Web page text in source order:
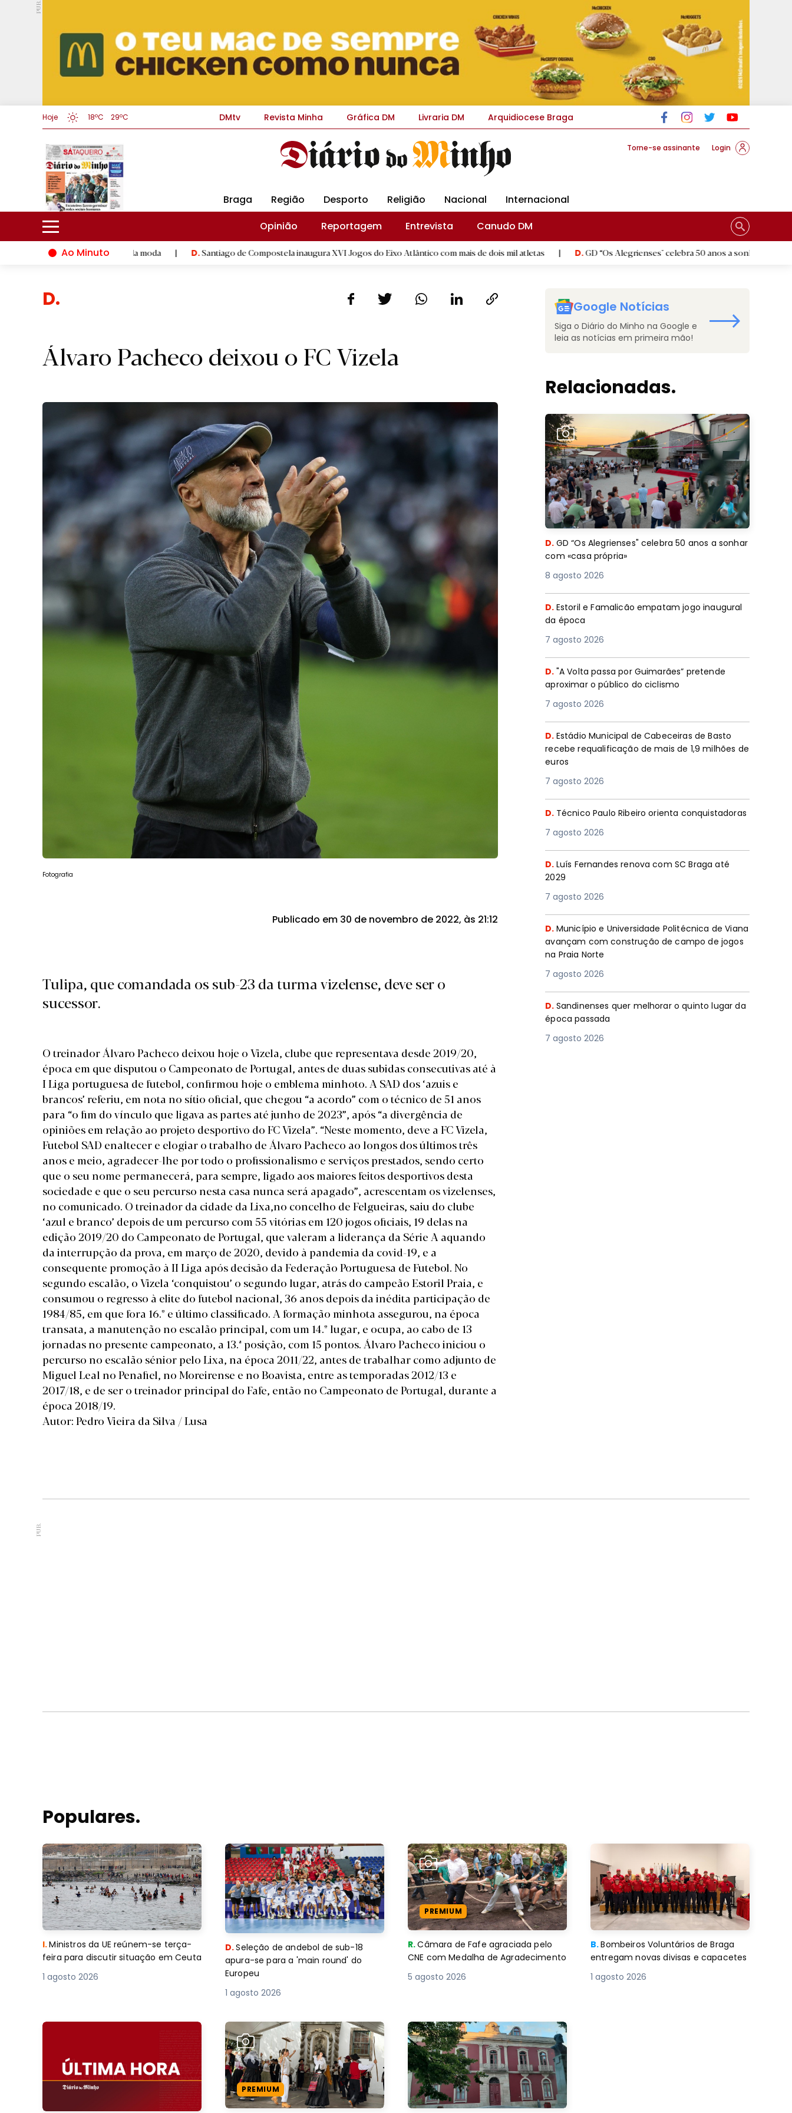
PUB.
Hoje 18ºC 29ºC DMtv Revista Minha Gráfica DM Livraria DM Arquidiocese Braga
Torne-se assinante Login
Braga Região Desporto Religião Nacional
Internacional
Opinião
Reportagem Entrevista
Canudo DM
Ao Minuto
do mundo da moda D.Santiago de Compostela inaugura XVI Jogos do Eixo Atlântico com mais de dois mil atletas | D.GD “Os Alegrienses" celebra 50 anos a sonhar com «casa própria»
Despo
Álvaro Pacheco deixou o FC Vizela
Fotografia
Publicado em 30 de novembro de 2022, às 21:12
Tulipa, que comandada os sub-23 da turma vizelense, deve ser o
sucessor.
O treinadorÁlvaro Pacheco deixou hoje o Vizela, clube que representava desde 2019/20,
época em que disputou o Campeonato de Portugal, antes de duas subidas consecutivas até à
I Liga portuguesa de futebol, confirmou hoje o emblema minhoto. A SAD dos ‘azuis e
brancos’ referiu, em nota no sítio oficial, que chegou “a acordo” com o técnico de 51 anos
para “o fim do vínculo que ligava as partes até junho de 2023”, após “a divergência de
opiniões em relação ao projeto desportivo do FC Vizela”. “Neste momento, deve a FC Vizela,
Futebol SAD enaltecer e elogiar o trabalho de Álvaro Pacheco ao longos dos últimos três
anos e meio, agradecer-lhe por todo o profissionalismo e serviços prestados, sendo certo
que o seu nome permanecerá, para sempre, ligado aos maiores feitos desportivos desta
sociedade e que o seu percurso nesta casa nunca será apagado”, acrescentam os vizelenses,
no comunicado. O treinador da cidade da Lixa,no concelho de Felgueiras, saiu do clube
‘azul e branco’ depois de um percurso com 55 vitórias em 120 jogos oficiais, 19 delas na
edição 2019/20 do Campeonato de Portugal, que valeram a liderança da Série A aquando
da interrupção da prova, em março de 2020, devido à pandemia da covid-19, e a
consequente promoção à II Liga após decisão da Federação Portuguesa de Futebol. No
segundo escalão, o Vizela ‘conquistou’ o segundo lugar, atrás do campeão Estoril Praia, e
consumou o regresso à elite do futebol nacional, 36 anos depois da inédita participação de
1984/85, em que fora 16.º e último classificado. A formação minhota assegurou, na época
transata, a manutenção no escalão principal, com um 14.º lugar, e ocupa, ao cabo de 13
jornadas no presente campeonato, a 13.ª posição, com 15 pontos. Álvaro Pacheco iniciou o
percurso no escalão sénior pelo Lixa, na época 2011/22, antes de trabalhar como adjunto de
Miguel Leal no Penafiel, no Moreirense e no Boavista, entre as temporadas 2012/13 e
2017/18, e de ser o treinador principal do Fafe, então no Campeonato de Portugal, durante a
época 2018/19.
Autor: Pedro Vieira da Silva / Lusa
Google Notícias
Siga o Diário do Minho na Google e
leia as notícias em primeira mão!
Relacionadas.
D. GD “Os Alegrienses" celebra 50 anos a sonhar
com «casa própria»
8 agosto 2026
D. Estoril e Famalicão empatam jogo inaugural
da época
7 agosto 2026
D. "A Volta passa por Guimarães” pretende
aproximar o público do ciclismo
7 agosto 2026
D. Estádio Municipal de Cabeceiras de Basto
recebe requalificação de mais de 1,9 milhões de
euros
7 agosto 2026
D. Técnico Paulo Ribeiro orienta conquistadoras
7 agosto 2026
D. Luís Fernandes renova com SC Braga até
2029
7 agosto 2026
D. Município e Universidade Politécnica de Viana
avançam com construção de campo de jogos
na Praia Norte
7 agosto 2026
D. Sandinenses quer melhorar o quinto lugar da
época passada
7 agosto 2026
PUB.
Populares.
I.Ministros da UE reúnem-se terça-
feira para discutir situação em Ceuta
1 agosto 2026
D.Seleção de andebol de sub-18
apura-se para a 'main round' do
Europeu
1 agosto 2026
PREMIUM
R.Câmara de Fafe agraciada pelo
CNE com Medalha de Agradecimento
5 agosto 2026
B.Bombeiros Voluntários de Braga
entregam novas divisas e capacetes
1 agosto 2026
PREMIUM